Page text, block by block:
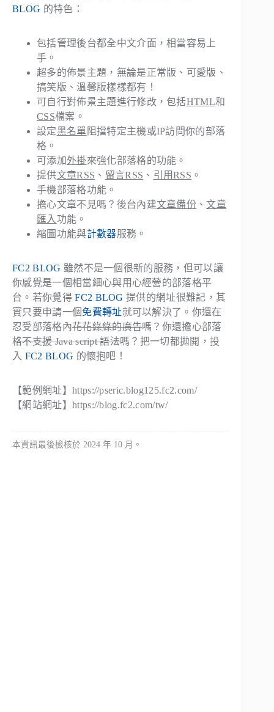
BLOG 的特色：
包括管理後台都全中文介面，相當容易上
手。
超多的佈景主題，無論是正常版、可愛版、
搞笑版、溫馨版樣樣都有！
可自行對佈景主題進行修改，包括HTML和
CSS檔案。
設定黑名單 阻擋特定主機或IP訪問你的部落
格。
可添加外掛來強化部落格的功能。
提供文章RSS 、 留言RSS 、 引用RSS 。
手機部落格功能。
擔心文章不見嗎？後台內建文章備份 、文章
匯入 功能。
縮圖功能與計數器服務。
FC2 BLOG 雖然不是一個很新的服務，但可以讓
你感覺是一個相當細心與用心經營的部落格平
台。若你覺得FC2 BLOG 提供的網址很難記，其
實只要申請一個 免費轉址就可以解決了。你還在
忍受部落格內花花綠綠的廣告嗎？你還擔心部落
格不支援 Java script 語法嗎？把一切都拋開，投
入 FC2 BLOG 的懷抱吧！
【範例網址】https://pseric.blog125.fc2.com/
【網站網址】https://blog.fc2.com/tw/
本資訊最後檢核於 2024 年 10 月。